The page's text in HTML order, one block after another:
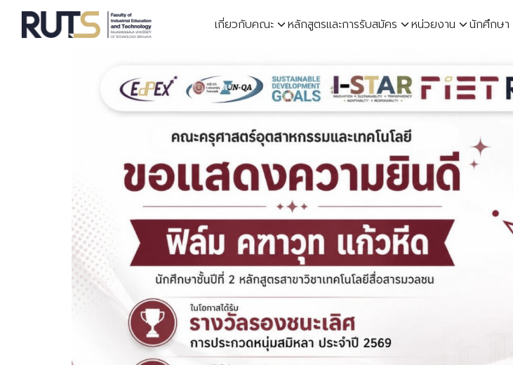
content
เกี่ยวกับคณะ หลักสูตรและการรับสมัคร หน่วยงาน นักศึกษา